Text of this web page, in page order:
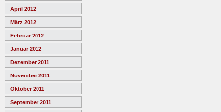
April 2012
März 2012
Februar 2012
Januar 2012
Dezember 2011
November 2011
Oktober 2011
September 2011